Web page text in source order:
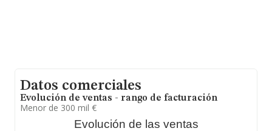
Datos comerciales
Evolución de ventas - rango de facturación
Menor de 300 mil €
Evolución de las ventas